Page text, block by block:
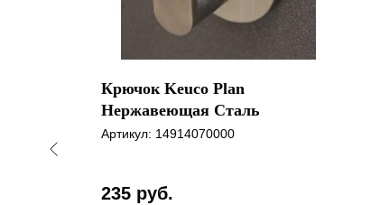
Крючок Keuco Plan
Нержавеющая Сталь
Артикул: 14914070000
235 руб.